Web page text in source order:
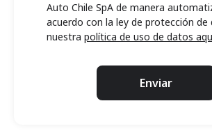
Auto Chile SpA de manera
acuerdo con la ley de protección de
nuestra política de uso de datos